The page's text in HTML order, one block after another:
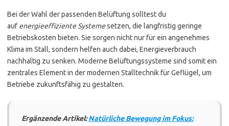
Bei der Wahl der passenden Belüftung solltest du
auf energieeffiziente Systemesetzen, die langfristig geringe
Betriebskosten bieten. Sie sorgen nicht nur für ein angenehmes
Klima im Stall, sondern helfen auch dabei, Energieverbrauch
nachhaltig zu senken. Moderne Belüftungssysteme sind somit ein
zentrales Element in der modernen Stalltechnik für Geflügel, um
Betriebe zukunftsfähig zu gestalten.
Ergänzende Artikel:Natürliche Bewegung im Fokus: